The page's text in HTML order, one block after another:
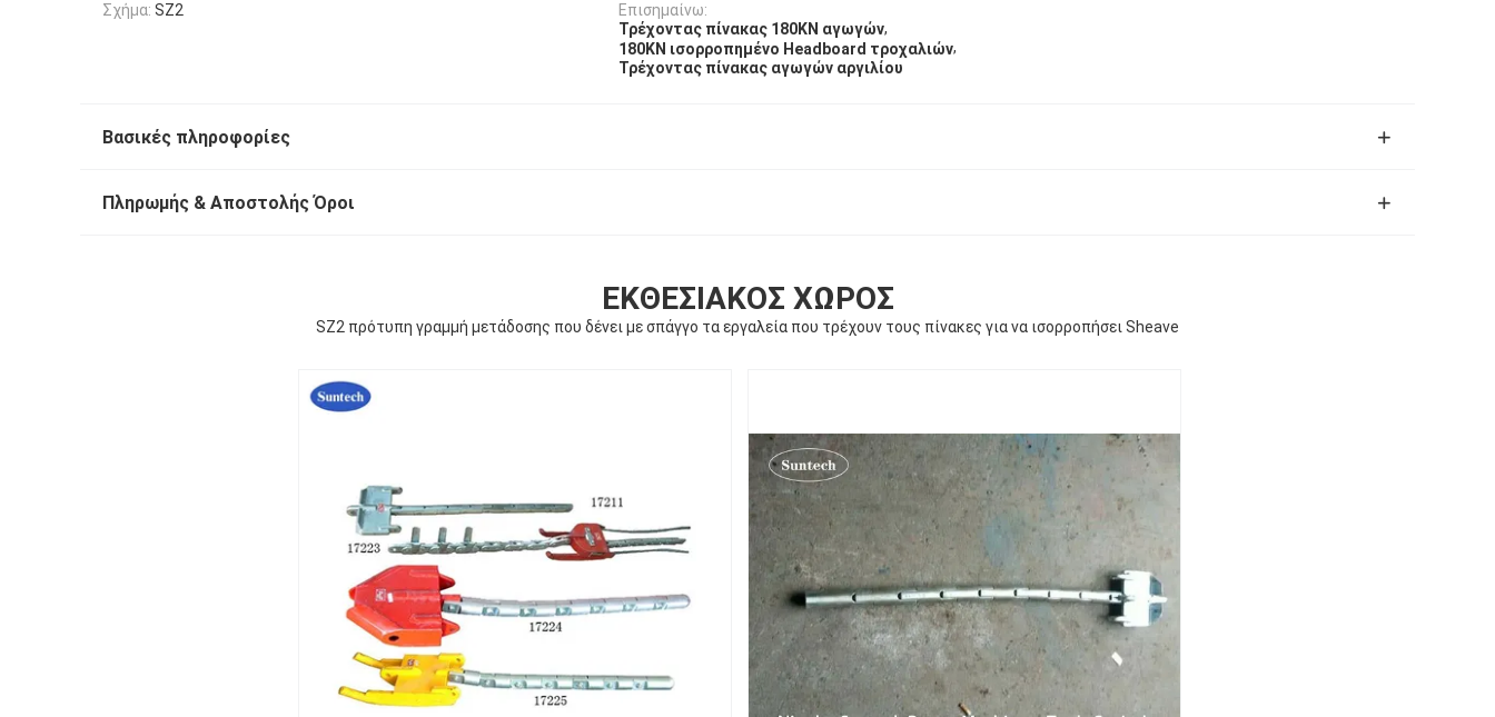
Σχήμα: SZ2
Επισημαίνω:
Τρέχοντας πίνακας 180KN αγωγών,
180KN ισορροπημένο Headboard τροχαλιών,
Τρέχοντας πίνακας αγωγών αργιλίου
Βασικές πληροφορίες
Πληρωμής & Αποστολής Όροι
ΕΚΘΕΣΙΑΚΌΣ ΧΏΡΟΣ
SZ2 πρότυπη γραμμή μετάδοσης που δένει με σπάγγο τα εργαλεία που τρέχουν τους πίνακες για να ισορροπήσει Sheave